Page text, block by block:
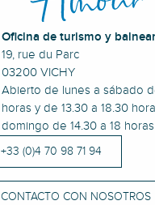
Oficina de turismo y
19, rue du Parc
03200 VICHY
Abierto de lunes a sábado
horas y de 13.30 a 18.30
domingo de 14.30 a 18 horas
+33 (0)4 70 98 71 94
CONTACTO CON NOSOTROS